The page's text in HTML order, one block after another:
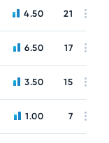
4.50 21
6.50 17
3.50 15
1.00 7